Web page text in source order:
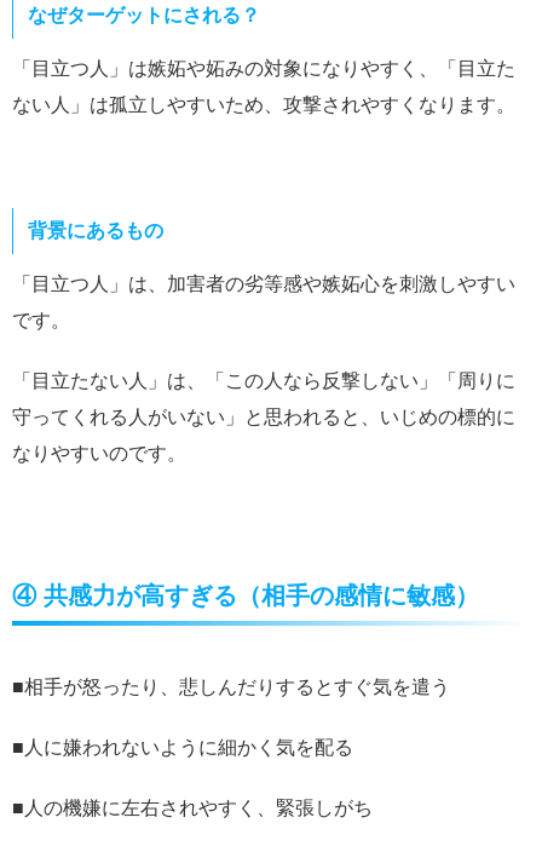
なぜターゲットにされる？
「目立つ人」は嫉妬や妬みの対象になりやすく、「目立た
ない人」は孤立しやすいため、攻撃されやすくなります。
背景にあるもの
「目立つ人」は、加害者の劣等感や嫉妬心を刺激しやすい
です。
「目立たない人」は、「この人なら反撃しない」「周りに
守ってくれる人がいない」と思われると、いじめの標的に
なりやすいのです。
④ 共感力が高すぎる（相手の感情に敏感）
■相手が怒ったり、悲しんだりするとすぐ気を遣う
■人に嫌われないように細かく気を配る
■人の機嫌に左右されやすく、緊張しがち